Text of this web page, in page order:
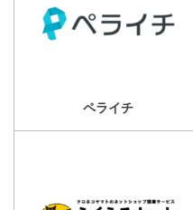
ペライチ